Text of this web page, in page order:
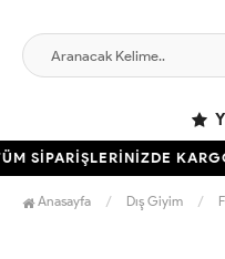
SİPARİŞLERİNİZDE KARGO
Anasayfa Dış Giyim